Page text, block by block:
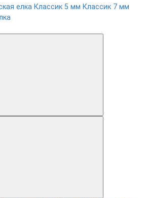
елка Классик 5 мм Классик 7 мм